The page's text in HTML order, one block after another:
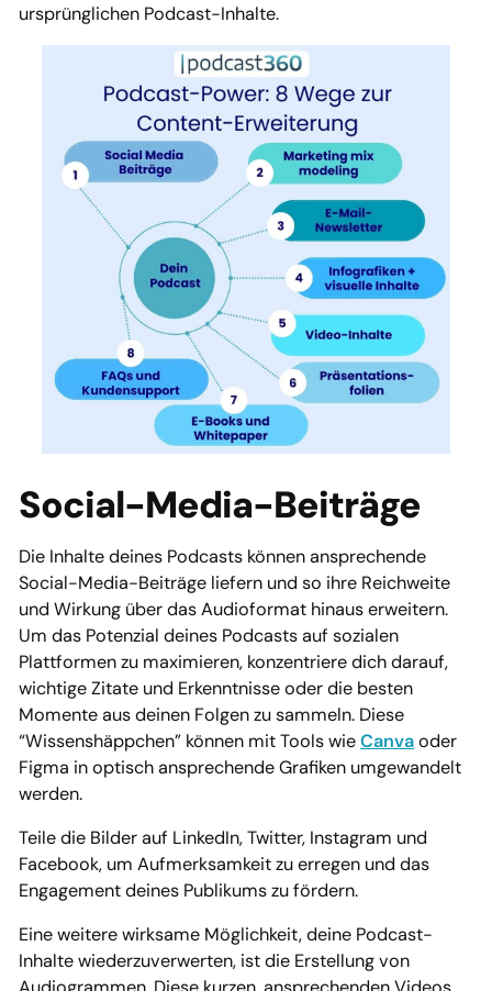
ursprünglichen Podcast-Inhalte.
Social-Media-Beiträge
Die Inhalte deines Podcasts können ansprechende
Social-Media-Beiträge liefern und so ihre Reichweite
und Wirkung über das Audioformat hinaus erweitern.
Um das Potenzial deines Podcasts auf sozialen
Plattformen zu maximieren, konzentriere dich darauf,
wichtige Zitate und Erkenntnisse oder die besten
Momente aus deinen Folgen zu sammeln. Diese
“Wissenshäppchen” können mit Tools wieCanvaoder
Figma in optisch ansprechende Grafiken umgewandelt
werden.
Teile die Bilder auf LinkedIn, Twitter, Instagram und
Facebook, um Aufmerksamkeit zu erregen und das
Engagement deines Publikums zu fördern.
Eine weitere wirksame Möglichkeit, deine Podcast-
Inhalte wiederzuverwerten, ist die Erstellung von